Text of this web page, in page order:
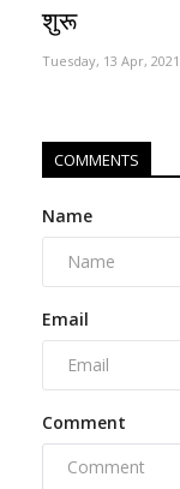
शुरू
Tuesday, 13 Apr, 2021
COMMENTS
Name
Email
Comment